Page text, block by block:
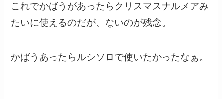
これでかばうがあったらクリスマスナルメアみ
たいに使えるのだが、ないのが残念。
かばうあったらルシソロで使いたかったなぁ。